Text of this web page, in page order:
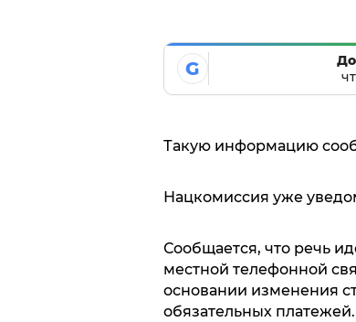
G
Такую информацию
Нацкомиссия уже
Сообщается, что речь
местной телефонной
основании изменения
обязательных